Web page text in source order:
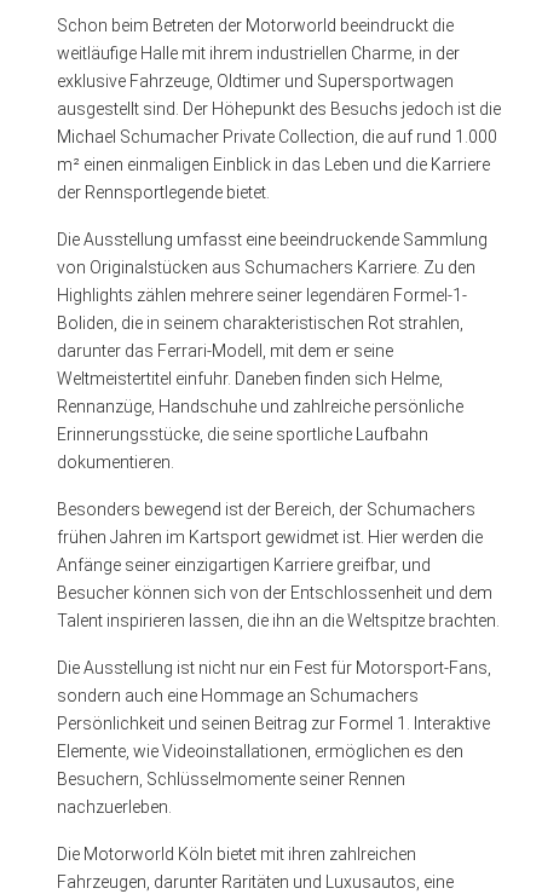
Schon beim Betreten der Motorworld beeindruckt die
weitläufige Halle mit ihrem industriellen Charme, in der
exklusive Fahrzeuge, Oldtimer und Supersportwagen
ausgestellt sind. Der Höhepunkt des Besuchs jedoch ist die
Michael Schumacher Private Collection, die auf rund 1.000
m² einen einmaligen Einblick in das Leben und die Karriere
der Rennsportlegende bietet.
Die Ausstellung umfasst eine beeindruckende Sammlung
von Originalstücken aus Schumachers Karriere. Zu den
Highlights zählen mehrere seiner legendären Formel-1-
Boliden, die in seinem charakteristischen Rot strahlen,
darunter das Ferrari-Modell, mit dem er seine
Weltmeistertitel einfuhr. Daneben finden sich Helme,
Rennanzüge, Handschuhe und zahlreiche persönliche
Erinnerungsstücke, die seine sportliche Laufbahn
dokumentieren.
Besonders bewegend ist der Bereich, der Schumachers
frühen Jahren im Kartsport gewidmet ist. Hier werden die
Anfänge seiner einzigartigen Karriere greifbar, und
Besucher können sich von der Entschlossenheit und dem
Talent inspirieren lassen, die ihn an die Weltspitze brachten.
Die Ausstellung ist nicht nur ein Fest für Motorsport-Fans,
sondern auch eine Hommage an Schumachers
Persönlichkeit und seinen Beitrag zur Formel 1. Interaktive
Elemente, wie Videoinstallationen, ermöglichen es den
Besuchern, Schlüsselmomente seiner Rennen
nachzuerleben.
Die Motorworld Köln bietet mit ihren zahlreichen
Fahrzeugen, darunter Raritäten und Luxusautos, eine